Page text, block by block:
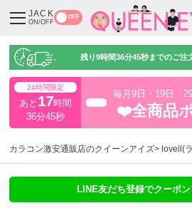
JACK
ON/OFF
OFF
残り9時間36分44秒までのご注
24時間限定
あと 17時間
36分44秒
毎月9日・19日・
❤️全商品
カラコン激安通販店のクイーンアイズ loveil(
LINE友だち登録でクーポ